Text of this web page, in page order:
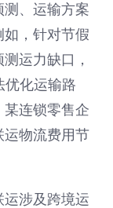
、运输方案
，针对节假
运力缺口，
优化运输路
某连锁零售企
运物流费用节
涉及跨境运